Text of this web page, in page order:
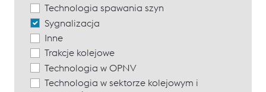
Technologia spawania szyn
Sygnalizacja
Inne
Trakcje kolejowe
Technologia w OPNV
Technologia w sektorze kolejowym i